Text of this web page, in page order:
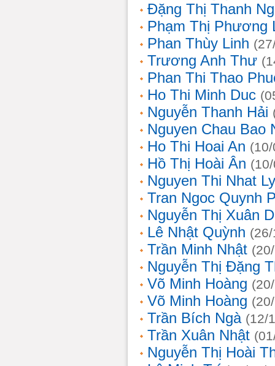
Đặng Thị Thanh
Phạm Thị Phương
Phan Thùy Linh
Trương Anh Thư
Phan Thi Thao
Ho Thi Minh Duc
Nguyễn Thanh Hải
Nguyen Chau Bao
Ho Thi Hoai An
Hồ Thị Hoài Ân
Nguyen Thi Nhat Ly
Tran Ngoc Quynh
Nguyễn Thị Xuân
Lê Nhật Quỳnh
Trần Minh Nhật
Nguyễn Thị Đặng
Võ Minh Hoàng
Võ Minh Hoàng
Trần Bích Ngà (12/
Trần Xuân Nhật
Nguyễn Thị Hoài